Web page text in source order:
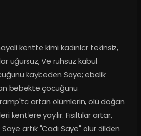
kentte kimi kadınlar tekinsiz,
uğursuz, Ve ruhsuz kabul
kaybeden Saye; ebelik
bebekte çocuğunu
artan ölümlerin, ölü doğan
kentlere yayılır. Fısıltılar artar,
Saye artık "Cadı Saye" olur dilden